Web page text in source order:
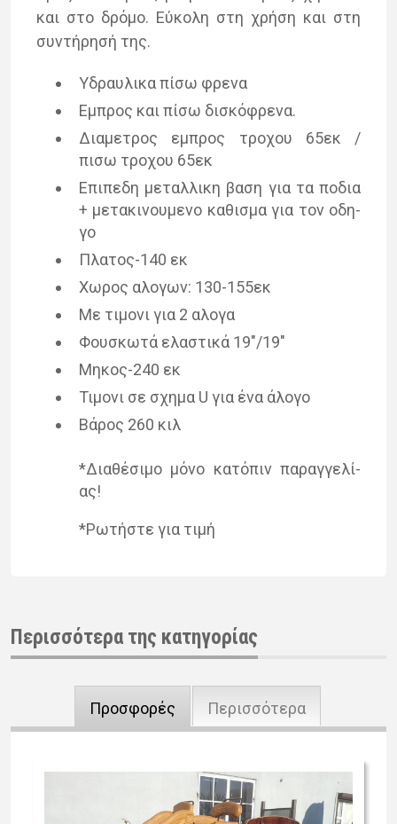
και στο δρό­μο. Εύκο­λη στη χρή­ση και στη
συ­ντή­ρη­σή της.
Υδραυ­λι­κα πίσω φρε­να
Εμπρος και πίσω δι­σκό­φρε­να.
Δια­με­τρος εμπρος τρο­χου 65εκ /
πισω τρο­χου 65εκ
Επι­πε­δη με­ταλ­λι­κη βαση για τα πο­δια
+ με­τα­κι­νου­με­νο κα­θι­σμα για τον οδη­
γο
Πλα­τος-140 εκ
Χωρος αλο­γων: 130-155εκ
Με τι­μο­νι για 2 αλο­γα
Φου­σκω­τά ελα­στι­κά 19"/​19"
Μηκος-240 εκ
Τιμο­νι σε σχη­μα U για ένα άλο­γο
Βάρος 260 κιλ
*Δια­θέ­σι­μο μόνο κα­τό­πιν πα­ραγ­γε­λί­
ας!
*Ρωτή­στε για τιμή
Περισσότερα της κατηγορίας
Προσφορές Περισσότερα